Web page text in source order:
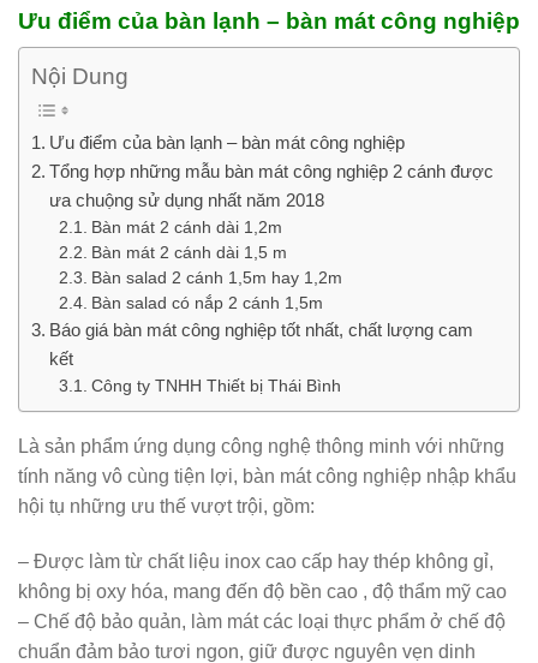
Ưu điểm của bàn lạnh – bàn mát công nghiệp
Nội Dung
Ưu điểm của bàn lạnh – bàn mát công nghiệp
Tổng hợp những mẫu bàn mát công nghiệp 2 cánh được
ưa chuộng sử dụng nhất năm 2018
Bàn mát 2 cánh dài 1,2m
Bàn mát 2 cánh dài 1,5 m
Bàn salad 2 cánh 1,5m hay 1,2m
Bàn salad có nắp 2 cánh 1,5m
Báo giá bàn mát công nghiệp tốt nhất, chất lượng cam
kết
Công ty TNHH Thiết bị Thái Bình
Là sản phẩm ứng dụng công nghệ thông minh với những
tính năng vô cùng tiện lợi, bàn mát công nghiệp nhập khẩu
hội tụ những ưu thế vượt trội, gồm:
– Được làm từ chất liệu inox cao cấp hay thép không gỉ,
không bị oxy hóa, mang đến độ bền cao , độ thẩm mỹ cao
– Chế độ bảo quản, làm mát các loại thực phẩm ở chế độ
chuẩn đảm bảo tươi ngon, giữ được nguyên vẹn dinh